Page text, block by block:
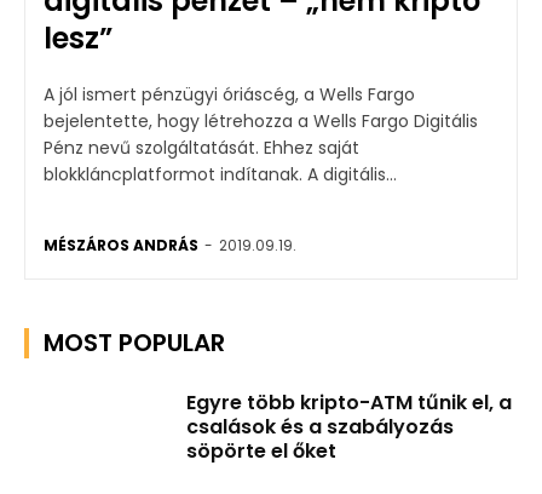
lesz”
A jól ismert pénzügyi óriáscég, a Wells Fargo
bejelentette, hogy létrehozza a Wells Fargo Digitális
Pénz nevű szolgáltatását. Ehhez saját
blokkláncplatformot indítanak. A digitális...
MÉSZÁROS ANDRÁS - 2019.09.19.
MOST POPULAR
Egyre több kripto-ATM tűnik el, a
csalások és a szabályozás
söpörte el őket